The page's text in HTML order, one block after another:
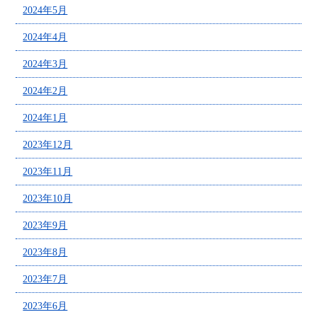
2024年5月
2024年4月
2024年3月
2024年2月
2024年1月
2023年12月
2023年11月
2023年10月
2023年9月
2023年8月
2023年7月
2023年6月